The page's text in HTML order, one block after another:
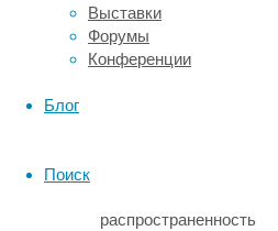
Выставки
Форумы
Конференции
Блог
Поиск
процента).
Среди
всех
распространенность